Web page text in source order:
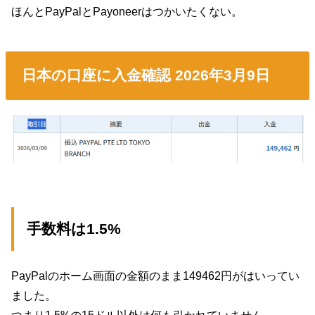
ほんとPayPalとPayoneerはつかいたくない。
日本の口座に入金確認 2026年3月9日
手数料は1.5%
PayPalのホーム画面の金額のまま149462円がはいってい
ました。